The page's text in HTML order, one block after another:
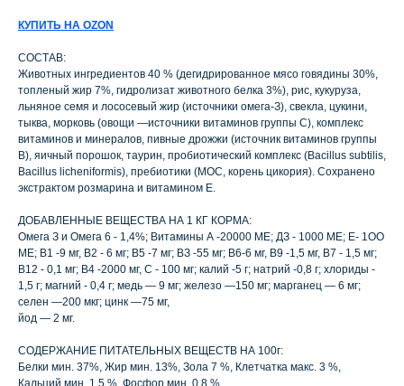
КУПИТЬ НА OZON
СОСТАВ:
Животных ингредиентов 40 % (дегидрированное мясо говядины 30%,
топленый жир 7%, гидролизат животного белка 3%), рис, кукуруза,
льняное семя и лососевый жир (источники омега-З), свекла, цукини,
тыква, морковь (овощи —источники витаминов группы С), комплекс
витаминов и минералов, пивные дрожжи (источник витаминов группы
В), яичный порошок, таурин, пробиотический комплекс (Bacillus subtilis,
Bacillus licheniformis), пребиотики (МОС, корень цикория). Сохранено
экстрактом розмарина и витамином Е.
ДОБАВЛЕННЫЕ ВЕЩЕСТВА НА 1 КГ КОРМА:
Омега З и Омега 6 - 1,4%; Витамины А -20000 МЕ; ДЗ - 1000 МЕ; Е- 1ОО
МЕ; В1 -9 мг, В2 - 6 мг; В5 -7 мг; ВЗ -55 мг; В6-6 мг, В9 -1,5 мг, В7 - 1,5 мг;
В12 - 0,1 мг; В4 -2000 мг, С - 100 мг; калий -5 г; натрий -0,8 г; хлориды -
1,5 г; магний - 0,4 г; медь — 9 мг; железо —150 мг; марганец — 6 мг;
селен —200 мкг; цинк —75 мг,
йод — 2 мг.
СОДЕРЖАНИЕ ПИТАТЕЛЬНЫХ ВЕЩЕСТВ НА 100г:
Белки мин. 37%, Жир мин. 13%, Зола 7 %, Клетчатка макс. 3 %,
Кальций мин. 1,5 %, Фосфор мин. 0,8 %.